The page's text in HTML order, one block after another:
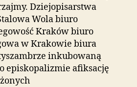
Dziejopisarstwa
Wola biuro
Kraków biuro
w Krakowie biura
inkubowaną
episkopalizmie afiksację